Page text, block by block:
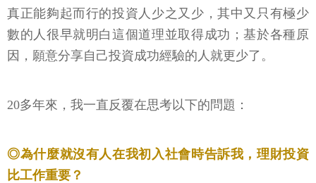
真正能夠起而行的投資人少之又少，其中又只有極少
數的人很早就明白這個道理並取得成功；基於各種原
因，願意分享自己投資成功經驗的人就更少了。
20多年來，我一直反覆在思考以下的問題：
◎為什麼就沒有人在我初入社會時告訴我，理財投資
比工作重要？